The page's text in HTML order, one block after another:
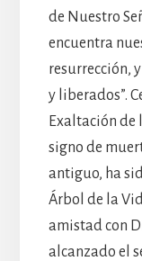
de Nuestro
encuentra
resurrección,
y liberados”.
Exaltación de
signo de
antiguo, ha
Árbol de la
amistad con
alcanzado el